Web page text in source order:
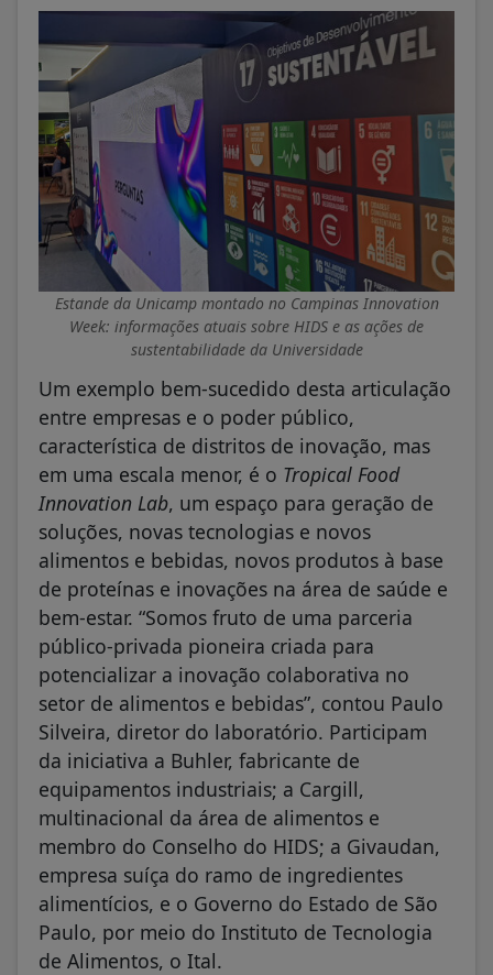
Estande da Unicamp montado no Campinas Innovation
Week: informações atuais sobre HIDS e as ações de
sustentabilidade da Universidade
Um exemplo bem-sucedido desta articulação
entre empresas e o poder público,
característica de distritos de inovação, mas
em uma escala menor, é o Tropical Food
Innovation Lab, um espaço para geração de
soluções, novas tecnologias e novos
alimentos e bebidas, novos produtos à base
de proteínas e inovações na área de saúde e
bem-estar. “Somos fruto de uma parceria
público-privada pioneira criada para
potencializar a inovação colaborativa no
setor de alimentos e bebidas”, contou Paulo
Silveira, diretor do laboratório. Participam
da iniciativa a Buhler, fabricante de
equipamentos industriais; a Cargill,
multinacional da área de alimentos e
membro do Conselho do HIDS; a Givaudan,
empresa suíça do ramo de ingredientes
alimentícios, e o Governo do Estado de São
Paulo, por meio do Instituto de Tecnologia
de Alimentos, o Ital.